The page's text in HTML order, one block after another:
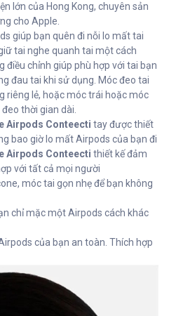
lớn của Hong Kong, chuyên sản
cho Apple.
giúp bạn quên đi nỗi lo mất tai
tai nghe quanh tai một cách
điều chỉnh giúp phù hợp với tai bạn
đau tai khi sử dụng. Móc đeo tai
riêng lẻ, hoặc móc trái hoặc móc
thời gian dài.
Airpods Conteecti tay được thiết
bao giờ lo mất Airpods của bạn đi
Airpods Conteecti thiết kế đảm
với tất cả mọi người
móc tai gọn nhẹ để bạn không
chỉ mặc một Airpods cách khác
của bạn an toàn. Thích hợp